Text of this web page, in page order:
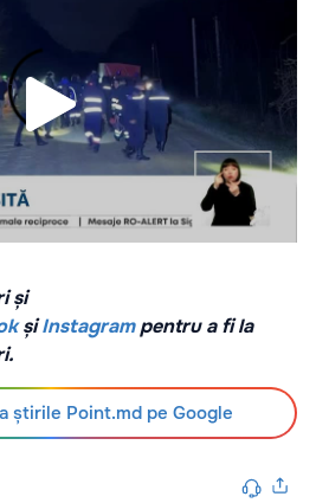
și
șiInstagrampentru a fi la
știrile Point.md pe Google